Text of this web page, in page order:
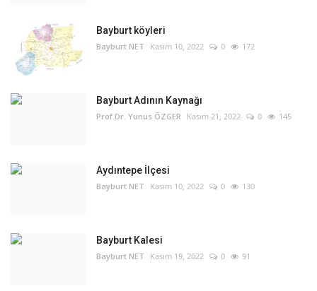
Bayburt köyleri
Bayburt NET Kasım 10, 2022 0 172
Bayburt Adının Kaynağı
Prof.Dr. Yunus ÖZGER Kasım 21, 2022 0 145
Aydıntepe İlçesi
Bayburt NET Kasım 10, 2022 0 130
Bayburt Kalesi
Bayburt NET Kasım 19, 2022 0 91